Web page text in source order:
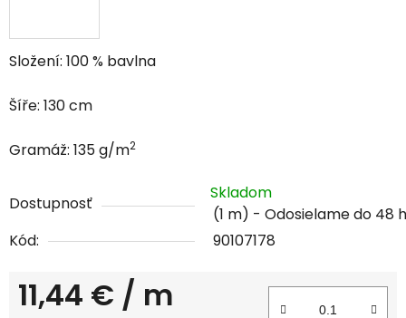
Složení: 100 % bavlna
Šíře: 130 cm
Gramáž: 135 g/m2
Dostupnosť
Skladom
(1 m)
Kód:
90107178
11,44 € / m